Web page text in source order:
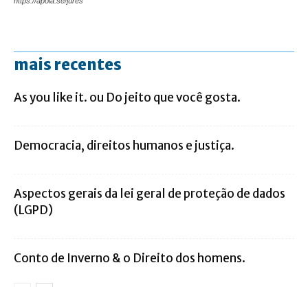
mais recentes
As you like it. ou Do jeito que você gosta.
Democracia, direitos humanos e justiça.
Aspectos gerais da lei geral de proteção de dados
(LGPD)
Conto de Inverno & o Direito dos homens.